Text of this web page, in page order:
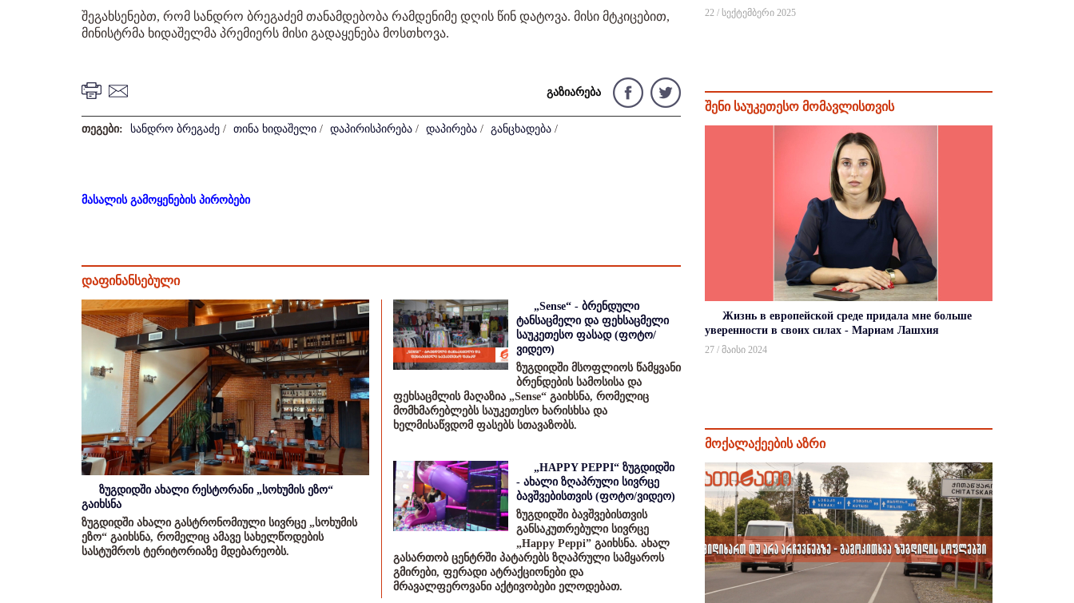
შეგახსენებთ, რომ სანდრო ბრეგაძემ თანამდებობა რამდენიმე დღის წინ დატოვა. მისი მტკიცებით,
მინისტრმა ხიდაშელმა პრემიერს მისი გადაყენება მოსთხოვა.
გაზიარება
თეგები: სანდრო ბრეგაძე / თინა ხიდაშელი / დაპირისპირება / დაპირება / განცხადება /
მასალის გამოყენების პირობები
დაფინანსებული
ზუგდიდში ახალი რესტორანი „სოხუმის ეზო“
გაიხსნა
ზუგდიდში ახალი გასტრონომიული სივრცე „სოხუმის
ეზო“ გაიხსნა, რომელიც ამავე სახელწოდების
სასტუმროს ტერიტორიაზე მდებარეობს.
„Sense“ - ბრენდული
ტანსაცმელი და ფეხსაცმელი
საუკეთესო ფასად (ფოტო/
ვიდეო)
ზუგდიდში მსოფლიოს წამყვანი
ბრენდების სამოსისა და
ფეხსაცმლის მაღაზია „Sense“ გაიხსნა, რომელიც
მომხმარებლებს საუკეთესო ხარისხსა და
ხელმისაწვდომ ფასებს სთავაზობს.
„HAPPY PEPPI“ ზუგდიდში
- ახალი ზღაპრული სივრცე
ბავშვებისთვის (ფოტო/ვიდეო)
ზუგდიდში ბავშვებისთვის
განსაკუთრებული სივრცე
„Happy Peppi” გაიხსნა. ახალ
გასართობ ცენტრში პატარებს ზღაპრული სამყაროს
გმირები, ფერადი ატრაქციონები და
მრავალფეროვანი აქტივობები ელოდებათ.
22 / სექტემბერი 2025
შენი საუკეთესო მომავლისთვის
Жизнь в европейской среде придала мне больше
уверенности в своих силах - Мариам Лашхия
27 / მაისი 2024
მოქალაქეების აზრი